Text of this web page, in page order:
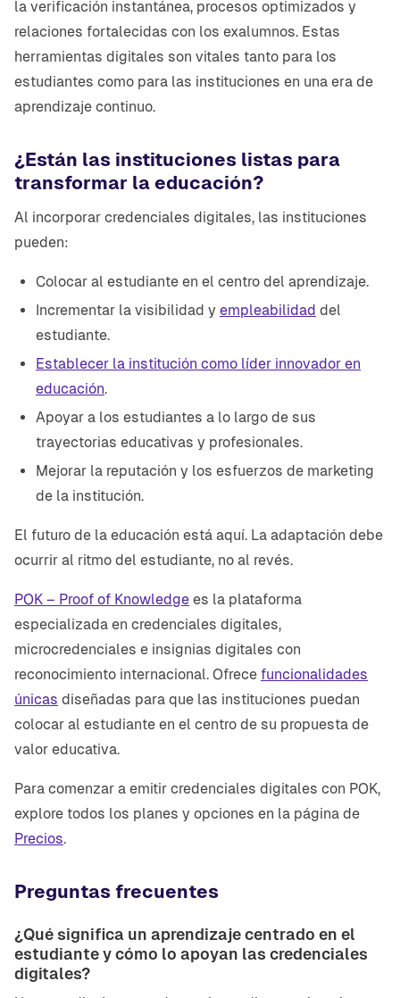
la verificación instantánea, procesos optimizados y
relaciones fortalecidas con los exalumnos. Estas
herramientas digitales son vitales tanto para los
estudiantes como para las instituciones en una era de
aprendizaje continuo.
¿Están las instituciones listas para
transformar la educación?
Al incorporar credenciales digitales, las instituciones
pueden:
Colocar al estudiante en el centro del aprendizaje.
Incrementar la visibilidad y empleabilidad del
estudiante.
Establecer la institución como líder innovador en
educación.
Apoyar a los estudiantes a lo largo de sus
trayectorias educativas y profesionales.
Mejorar la reputación y los esfuerzos de marketing
de la institución.
El futuro de la educación está aquí. La adaptación debe
ocurrir al ritmo del estudiante, no al revés.
POK – Proof of Knowledge es la plataforma
especializada en credenciales digitales,
microcredenciales e insignias digitales con
reconocimiento internacional. Ofrece funcionalidades
únicas diseñadas para que las instituciones puedan
colocar al estudiante en el centro de su propuesta de
valor educativa.
Para comenzar a emitir credenciales digitales con POK,
explore todos los planes y opciones en la página de
Precios.
Preguntas frecuentes
¿Qué significa un aprendizaje centrado en el
estudiante y cómo lo apoyan las credenciales
digitales?